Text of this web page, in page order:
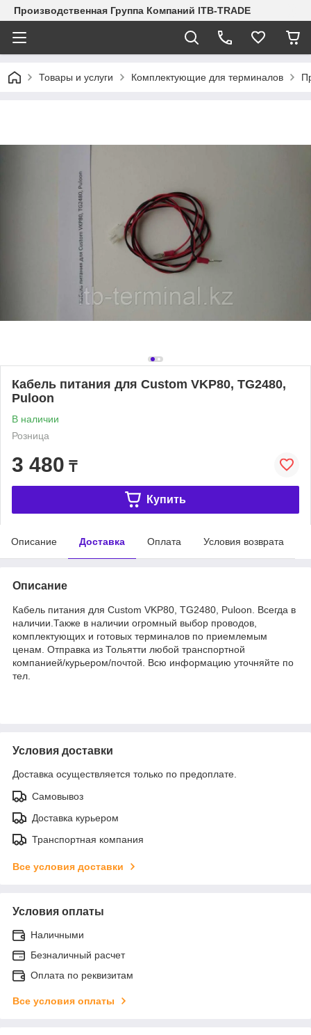
Производственная Группа Компаний ITB-TRADE
Товары и услуги Комплектующие для терминалов
Кабель питания для Custom VKP80, TG2480,
Puloon
В наличии
Розница
3 480 ₸
Купить
Описание Доставка Оплата Условия возврата
Описание
Кабель питания для Custom VKP80, TG2480, Puloon. Всегда в
наличии.Также в наличии огромный выбор проводов,
комплектующих и готовых терминалов по приемлемым
ценам. Отправка из Тольятти любой транспортной
компанией/курьером/почтой. Всю информацию уточняйте по
тел.
Условия доставки
Доставка осуществляется только по предоплате.
Самовывоз
Доставка курьером
Транспортная компания
Все условия доставки
Условия оплаты
Наличными
Безналичный расчет
Оплата по реквизитам
Все условия оплаты